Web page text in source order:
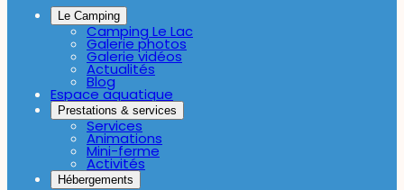
Le Camping
Camping Le Lac
Galerie photos
Galerie vidéos
Actualités
Blog
Espace aquatique
Prestations & services
Services
Animations
Mini-ferme
Activités
Hébergements